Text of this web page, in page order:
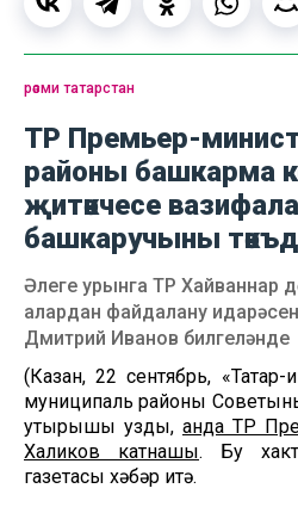
рәсми татарстан
ТР Премьер-
районы башкарма
җитәкчесе
башкаручыны
Әлеге урынга ТР Хайваннар
алардан файдалану
Дмитрий Иванов билгеләнде
(Казан, 22 сентябрь,
муниципаль районы
утырышы узды, анда ТР
Халиков катнашы. Бу
газетасы хәбәр итә.